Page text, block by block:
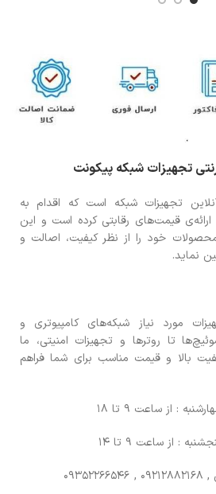
تجهیزات شبکه پیکونت
تجهیزات شبکه است که اقدام به
قیمت‌های رقابتی کرده است و این
محصولات خود را از نظر کیفیت، اصالت و
نماید.
مورد نیاز شبکه‌های کامپیوتری و
تا روترها و تجهیزات امنیتی، ما
بالا و قیمت مناسب برای شما فراهم
: از ساعت 9 تا 18
: از ساعت 9 تا 14
, 09212882168 , 09352266546